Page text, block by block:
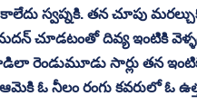
స్వప్నకి. తన చూపు
చూడటంతో దివ్య ఇంటికి
సార్లు తన ఇంటికి
ఓ నీలం రంగు కవరులో ఓ